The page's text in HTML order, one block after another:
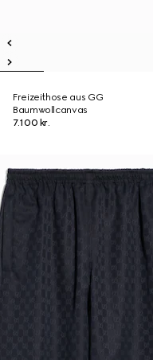
Freizeithose aus GG
Baumwollcanvas
7.100 kr.